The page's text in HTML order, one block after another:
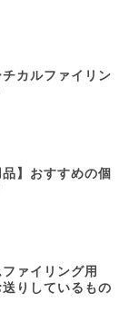
チカルファイリン
品】おすすめの個
ファイリング用
りしているもの